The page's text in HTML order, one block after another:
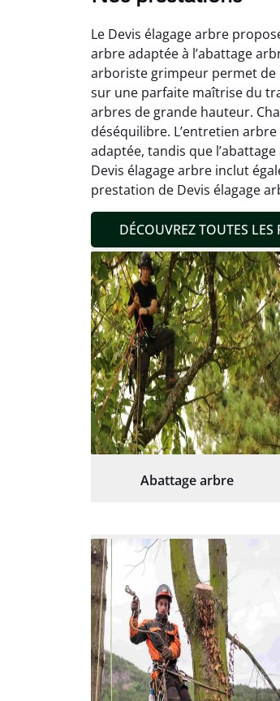
Le Devis élagage arbre
arbre adaptée à l’abattage
arboriste grimpeur permet de
sur une parfaite maîtrise du
arbres de grande hauteur.
déséquilibre. L’entretien
adaptée, tandis que
Devis élagage arbre inclut
prestation de Devis élagage
DÉCOUVREZ TOUTES LES
Abattage arbre